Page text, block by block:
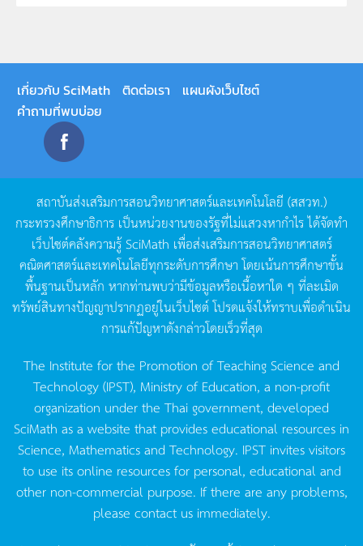
เกี่ยวกับ SciMath ติดต่อเรา
แผนผังเว็บไซต์
คำถามที่พบบ่อย
สถาบันส่งเสริมการสอนวิทยาศาสตร์และเทคโนโลยี (สสวท.)
กระทรวงศึกษาธิการ เป็นหน่วยงานของรัฐที่ไม่แสวงหากำไรได้จัดทำ
เว็บไซต์คลังความรู้SciMath เพื่อส่งเสริมการสอนวิทยาศาสตร์
คณิตศาสตร์และเทคโนโลยีทุกระดับการศึกษา โดยเน้นการศึกษาขั้น
พื้นฐานเป็นหลัก หากท่านพบว่ามีข้อมูลหรือเนื้อหาใด ๆ ที่ละเมิด
ทรัพย์สินทางปัญญาปรากฏอยู่ในเว็บไซต์โปรดแจ้งให้ทราบเพื่อดำเนิน
การแก้ปัญหาดังกล่าวโดยเร็วที่สุด
The Institute for the Promotion of Teaching Science and
Technology (IPST), Ministry of Education, a non-profit
organization under the Thai government, developed
SciMath as a website that provides educational resources in
Science, Mathematics and Technology. IPST invites visitors
to use its online resources for personal, educational and
other non-commercial purpose. If there are any problems,
please contact us immediately.